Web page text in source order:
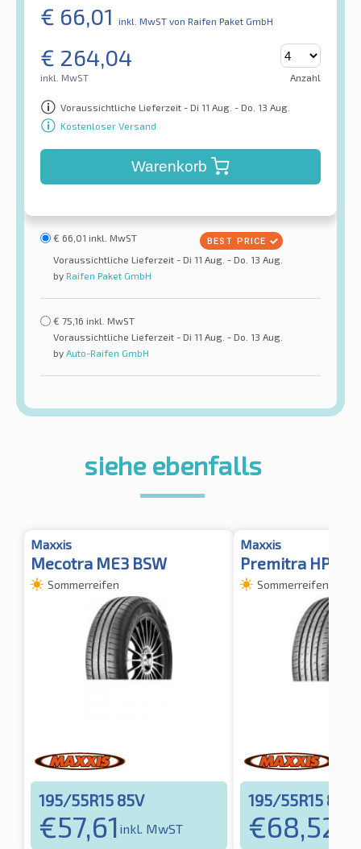
€ 66,01 inkl. MwST von Raifen Paket GmbH
€ 264,04
inkl. MwST Anzahl
Voraussichtliche Lieferzeit - Di 11 Aug. - Do. 13 Aug.
Kostenloser Versand
Warenkorb
€ 66,01 inkl. MwST
Voraussichtliche Lieferzeit - Di 11 Aug. - Do. 13 Aug.
by Raifen Paket GmbH
€ 75,16 inkl. MwST
Voraussichtliche Lieferzeit - Di 11 Aug. - Do. 13 Aug.
by Auto-Raifen GmbH
siehe ebenfalls
Maxxis
Mecotra ME3 BSW
Sommerreifen
195/55R15 85V
€57,61 inkl. MwST
Maxxis
Premitra HP5
Sommerreifen
195/55R15 85V
€68,52